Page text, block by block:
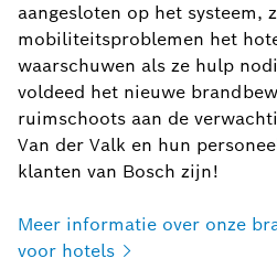
aangesloten op het systeem,
mobiliteitsproblemen het
waarschuwen als ze hulp
voldeed het nieuwe
ruimschoots aan de
Van der Valk en hun
klanten van Bosch zijn!
Meer informatie over onze
voor hotels